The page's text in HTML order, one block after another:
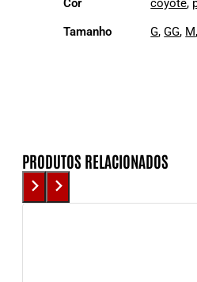
Cor coyote,
Tamanho
G,GG, M,
PRODUTOS RELACIONADOS